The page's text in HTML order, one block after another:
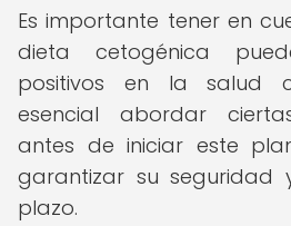
Es importante tener en
dieta cetogénica
positivos en la salud
esencial abordar
antes de iniciar este
garantizar su
plazo.